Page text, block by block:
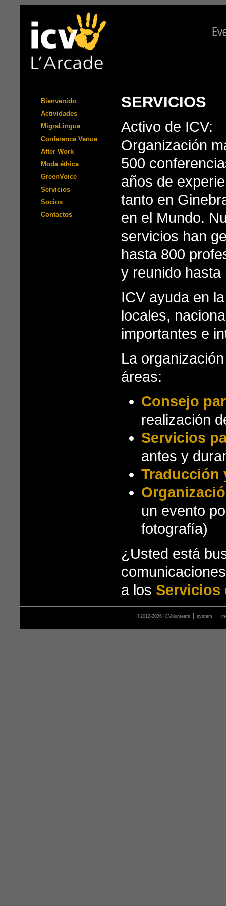
Bienvenido
Actividades
MigraLingua
Conference Venue
After Work
Moda éthica
GreenVoice
Servicios
Socios
Contactos
SERVICIOS
Activo de ICV:
Organización
500
años de
tanto en
en el Mundo.
servicios han
hasta 800
y reunido
ICV ayuda en
locales,
importantes e
La
áreas:
Consejo
realización
Servicios
antes y
Traducción
un evento
fotografía)
¿Usted está
a los Servicios
©2012-2026 ICVolunteers system